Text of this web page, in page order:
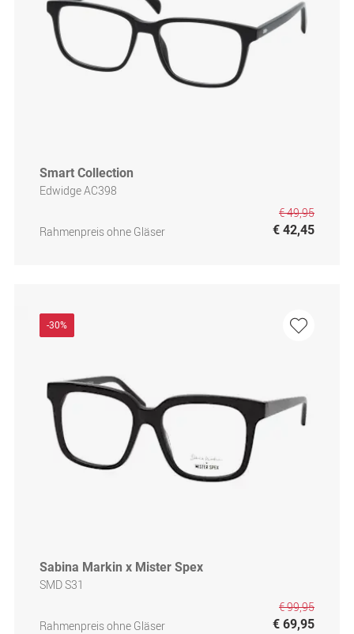
Smart Collection
Edwidge AC398
Rahmenpreis ohne Gläser
€ 49,95
€ 42,45
-30%
Sabina Markin x Mister Spex
SMD S31
Rahmenpreis ohne Gläser
€ 99,95
€ 69,95